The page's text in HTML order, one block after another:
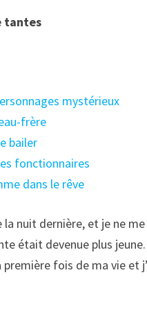
tantes
mystérieux
frère
bailer
fonctionnaires
dans le rêve
nuit dernière, et je ne
était devenue plus
première fois de ma vie et